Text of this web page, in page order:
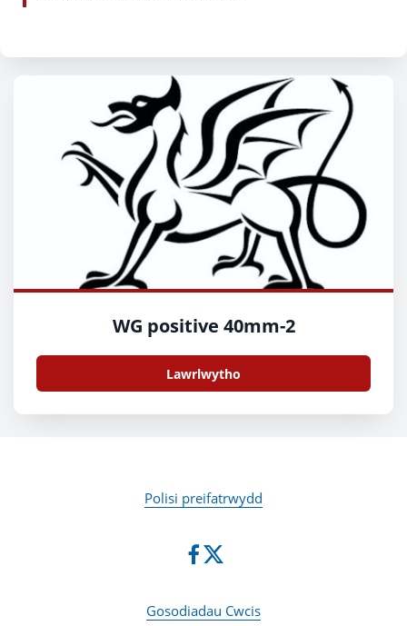
WG positive 40mm-2
Lawrlwytho
Polisi preifatrwydd
Gosodiadau Cwcis